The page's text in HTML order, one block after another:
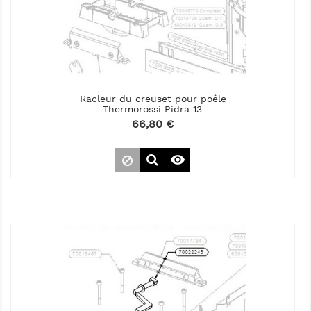
Racleur du creuset pour poêle
Thermorossi Pidra 13
Prix
66,80 €
